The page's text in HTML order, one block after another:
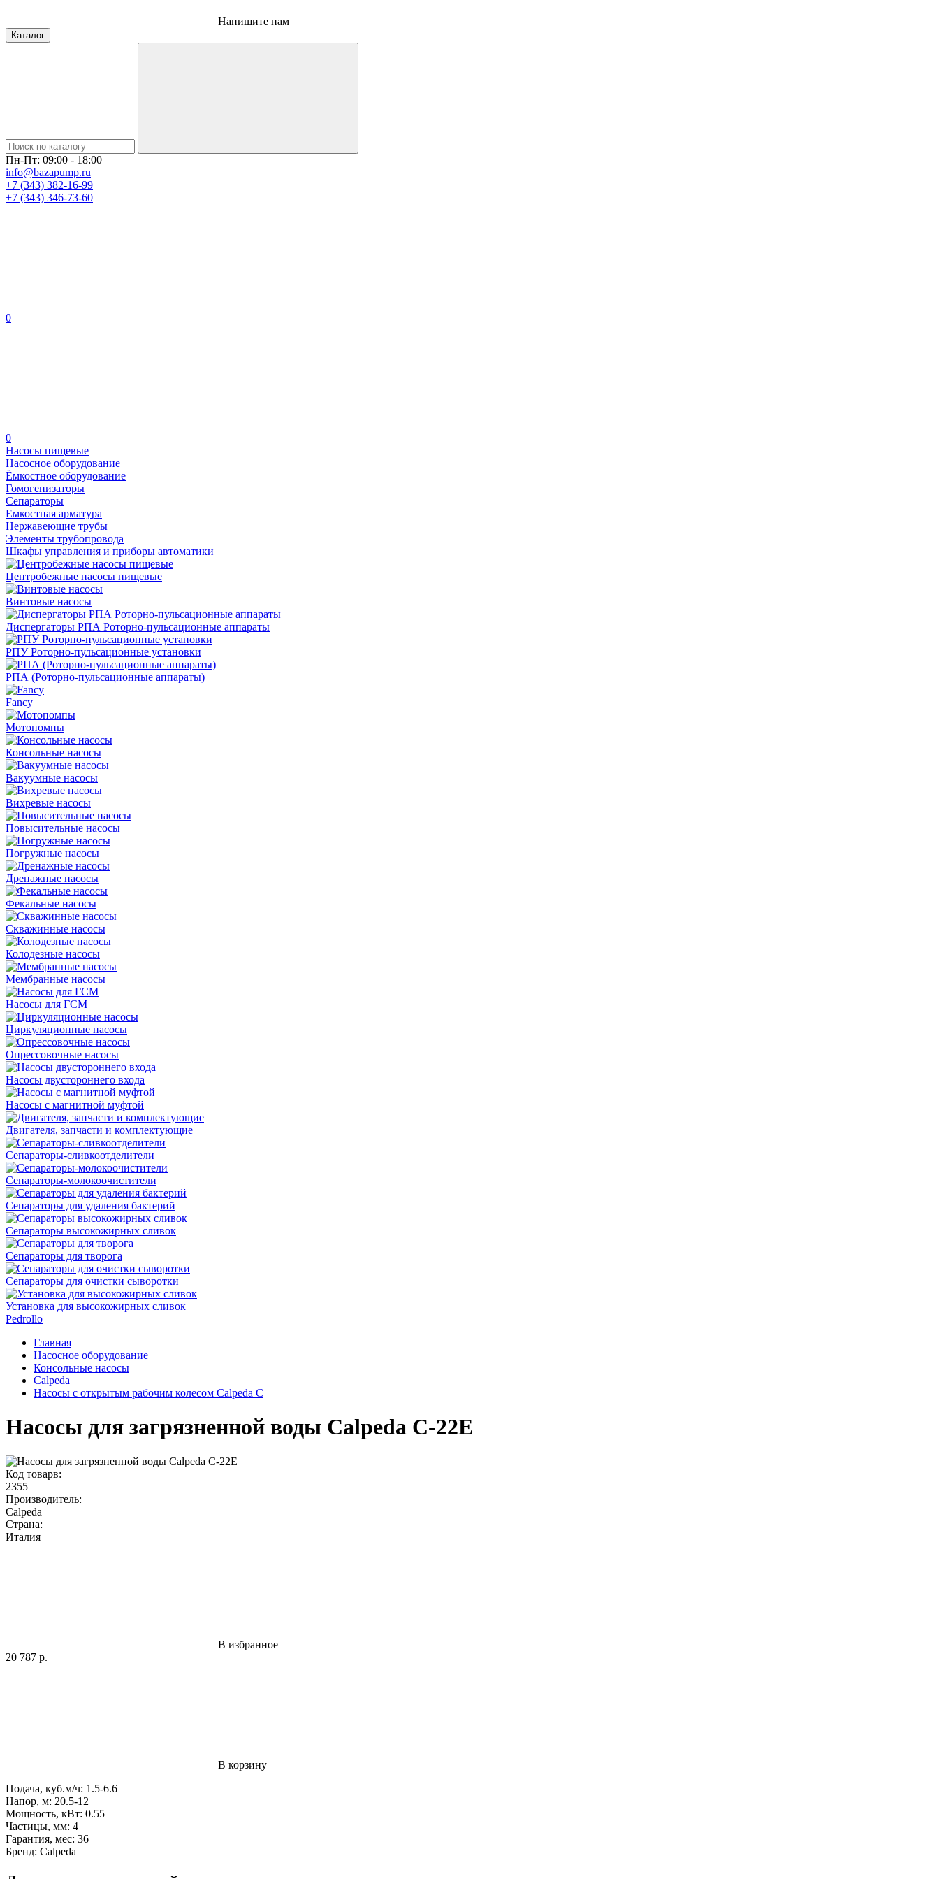
Напишите нам
Каталог
Пн-Пт: 09:00 - 18:00
info@bazapump.ru
+7 (343) 382-16-99
+7 (343) 346-73-‬60
0
0
Насосы пищевые
Насосное оборудование
Ёмкостное оборудование
Гомогенизаторы
Сепараторы
Емкостная арматура
Нержавеющие трубы
Элементы трубопровода
Шкафы управления и приборы автоматики
Центробежные насосы пищевые
Винтовые насосы
Диспергаторы РПА Роторно-пульсационные аппараты
РПУ Роторно-пульсационные установки
РПА (Роторно-пульсационные аппараты)
Fancy
Мотопомпы
Консольные насосы
Вакуумные насосы
Вихревые насосы
Повысительные насосы
Погружные насосы
Дренажные насосы
Фекальные насосы
Скважинные насосы
Колодезные насосы
Мембранные насосы
Насосы для ГСМ
Циркуляционные насосы
Опрессовочные насосы
Насосы двустороннего входа
Насосы с магнитной муфтой
Двигателя, запчасти и комплектующие
Сепараторы-сливкоотделители
Сепараторы-молокоочистители
Сепараторы для удаления бактерий
Сепараторы высокожирных сливок
Сепараторы для творога
Сепараторы для очистки сыворотки
Установка для высокожирных сливок
Pedrollo
Главная
Насосное оборудование
Консольные насосы
Calpeda
Насосы с открытым рабочим колесом Calpeda C
Насосы для загрязненной воды Calpeda C-22E
Код товарв:
2355
Производитель:
Calpeda
Страна:
Италия
В избранное
20 787 р.
В корзину
Подача, куб.м/ч: 1.5-6.6
Напор, м: 20.5-12
Мощность, кВт: 0.55
Частицы, мм: 4
Гарантия, мес: 36
Бренд: Calpeda